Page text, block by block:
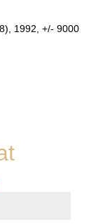
1992, +/- 9000